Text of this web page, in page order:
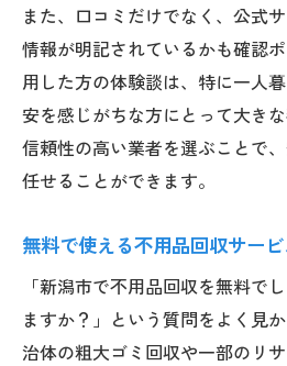
また、口コミだけでなく、公式
情報が明記されているかも確認
用した方の体験談は、特に一人
安を感じがちな方にとって大き
信頼性の高い業者を選ぶことで
任せることができます。
無料で使える不用品回収サー
「新潟市で不用品回収を無料で
ますか？」という質問をよく見
治体の粗大ゴミ回収や一部のリ